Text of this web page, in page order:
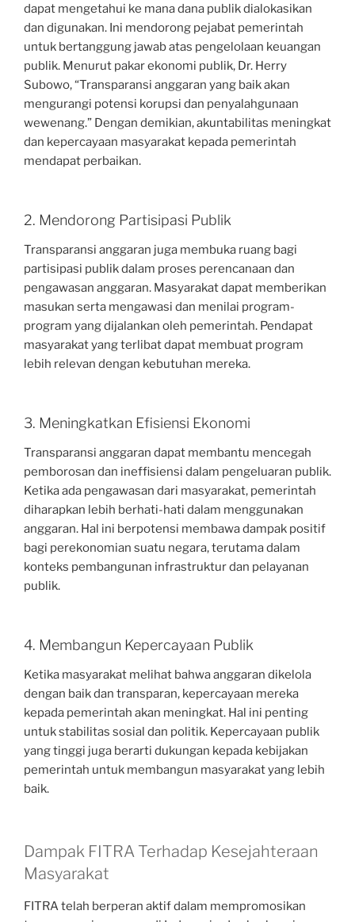
dapat mengetahui ke mana dana publik dialokasikan
dan digunakan. Ini mendorong pejabat pemerintah
untuk bertanggung jawab atas pengelolaan keuangan
publik. Menurut pakar ekonomi publik, Dr. Herry
Subowo, “Transparansi anggaran yang baik akan
mengurangi potensi korupsi dan penyalahgunaan
wewenang.” Dengan demikian, akuntabilitas meningkat
dan kepercayaan masyarakat kepada pemerintah
mendapat perbaikan.
2. Mendorong Partisipasi Publik
Transparansi anggaran juga membuka ruang bagi
partisipasi publik dalam proses perencanaan dan
pengawasan anggaran. Masyarakat dapat memberikan
masukan serta mengawasi dan menilai program-
program yang dijalankan oleh pemerintah. Pendapat
masyarakat yang terlibat dapat membuat program
lebih relevan dengan kebutuhan mereka.
3. Meningkatkan Efisiensi Ekonomi
Transparansi anggaran dapat membantu mencegah
pemborosan dan ineffisiensi dalam pengeluaran publik.
Ketika ada pengawasan dari masyarakat, pemerintah
diharapkan lebih berhati-hati dalam menggunakan
anggaran. Hal ini berpotensi membawa dampak positif
bagi perekonomian suatu negara, terutama dalam
konteks pembangunan infrastruktur dan pelayanan
publik.
4. Membangun Kepercayaan Publik
Ketika masyarakat melihat bahwa anggaran dikelola
dengan baik dan transparan, kepercayaan mereka
kepada pemerintah akan meningkat. Hal ini penting
untuk stabilitas sosial dan politik. Kepercayaan publik
yang tinggi juga berarti dukungan kepada kebijakan
pemerintah untuk membangun masyarakat yang lebih
baik.
Dampak FITRA Terhadap Kesejahteraan
Masyarakat
FITRA telah berperan aktif dalam mempromosikan